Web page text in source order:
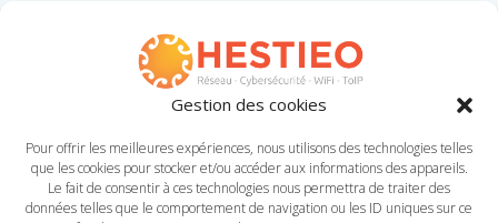
Gestion des cookies
Pour offrir les meilleures expériences, nous utilisons des technologies telles
que les cookies pour stocker et/ou accéder aux informations des appareils.
Le fait de consentir à ces technologies nous permettra de traiter des
données telles que le comportement de navigation ou les ID uniques sur ce
cliquant sur «Montrer les cookies», puis sur «Supprimer
tous les cookies»; et
avec Chrome (version 29), vous pouvez supprimer tous les
cookies en accédant au menu «Personnaliser et
les paramètres avancés » et «Supprimer les données de
navigation» puis «Supprimer les cookies et les données
des modules d’autres sites» avant de cliquer sur